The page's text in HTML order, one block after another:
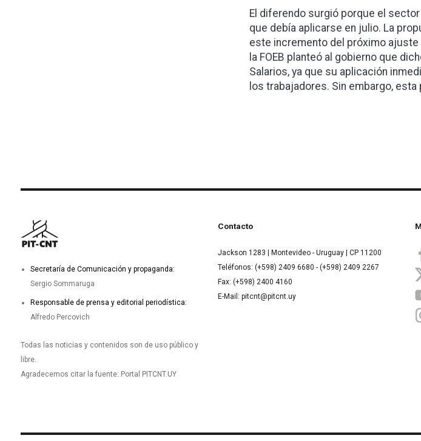
El diferendo surgió porque el
que debía aplicarse en julio. La
este incremento del próximo ajuste
la FOEB planteó al gobierno que
Salarios, ya que su aplicación
los trabajadores. Sin embargo,
Secretaría de Comunicación y propaganda:
Sergio Sommaruga
Responsable de prensa y editorial periodística:
Alfredo Percovich
Todas las noticias y contenidos son de uso público y
libre.
Agradecemos citar la fuente: Portal PITCNT.UY
Contacto
Jackson 1283 | Montevideo - Uruguay | CP 11200
Teléfonos: (+598) 2409 6680 - (+598) 2409 2267
Fax: (+598) 2400 4160
E-Mail: pitcnt@pitcnt.uy